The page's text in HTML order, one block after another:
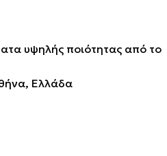
υψηλής ποιότητας από το
Ελλάδα